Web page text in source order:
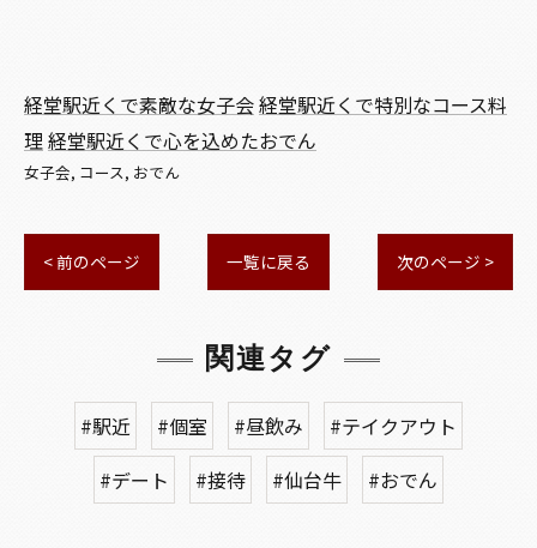
経堂駅近くで素敵な女子会経堂駅近くで特別なコース料
理経堂駅近くで心を込めたおでん
女子会 コース おでん
< 前のページ 一覧に戻る 次のページ >
関連タグ
#駅近 #個室 #昼飲み
#テイクアウト
#デート
#接待 #仙台牛 #おでん